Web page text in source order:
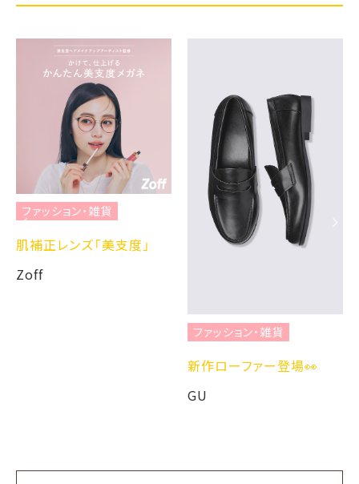
ファッション・雑貨
肌補正レンズ「美支度」
Zoff
ファッション・雑貨
新作ローファー登場👀
GU